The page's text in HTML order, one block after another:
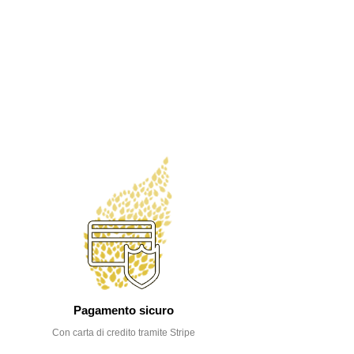
Pagamento sicuro
Con carta di credito tramite Stripe